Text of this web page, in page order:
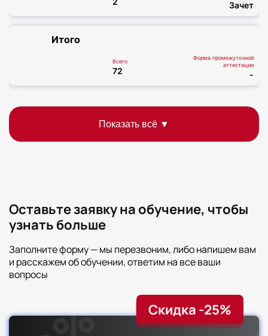
Зачет
Итого
Всего
72
Форма промежуточной
аттестации
-
Оставьте заявку на обучение, чтобы
узнать больше
Заполните форму — мы перезвоним, либо напишем вам
и расскажем об обучении, ответим на все ваши
вопросы
Скидка -25%